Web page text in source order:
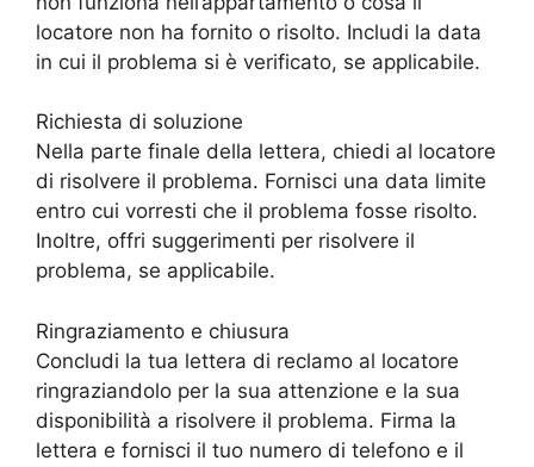
locatore non ha fornito o risolto. Includi la data
in cui il problema si è verificato, se applicabile.
Richiesta di soluzione
Nella parte finale della lettera, chiedi al locatore
di risolvere il problema. Fornisci una data limite
entro cui vorresti che il problema fosse risolto.
Inoltre, offri suggerimenti per risolvere il
problema, se applicabile.
Ringraziamento e chiusura
Concludi la tua lettera di reclamo al locatore
ringraziandolo per la sua attenzione e la sua
disponibilità a risolvere il problema. Firma la
lettera e fornisci il tuo numero di telefono e il